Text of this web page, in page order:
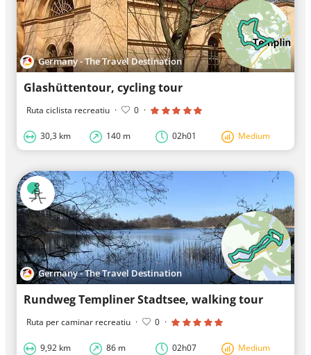
Germany - The Travel Destination
Glashüttentour, cycling tour
Ruta ciclista recreatiu · 0 ·
30,3 km 140 m 02h01 Medium
Germany - The Travel Destination
Rundweg Templiner Stadtsee, walking tour
Ruta per caminar recreatiu · 0 ·
9,92 km 86 m 02h07 Medium